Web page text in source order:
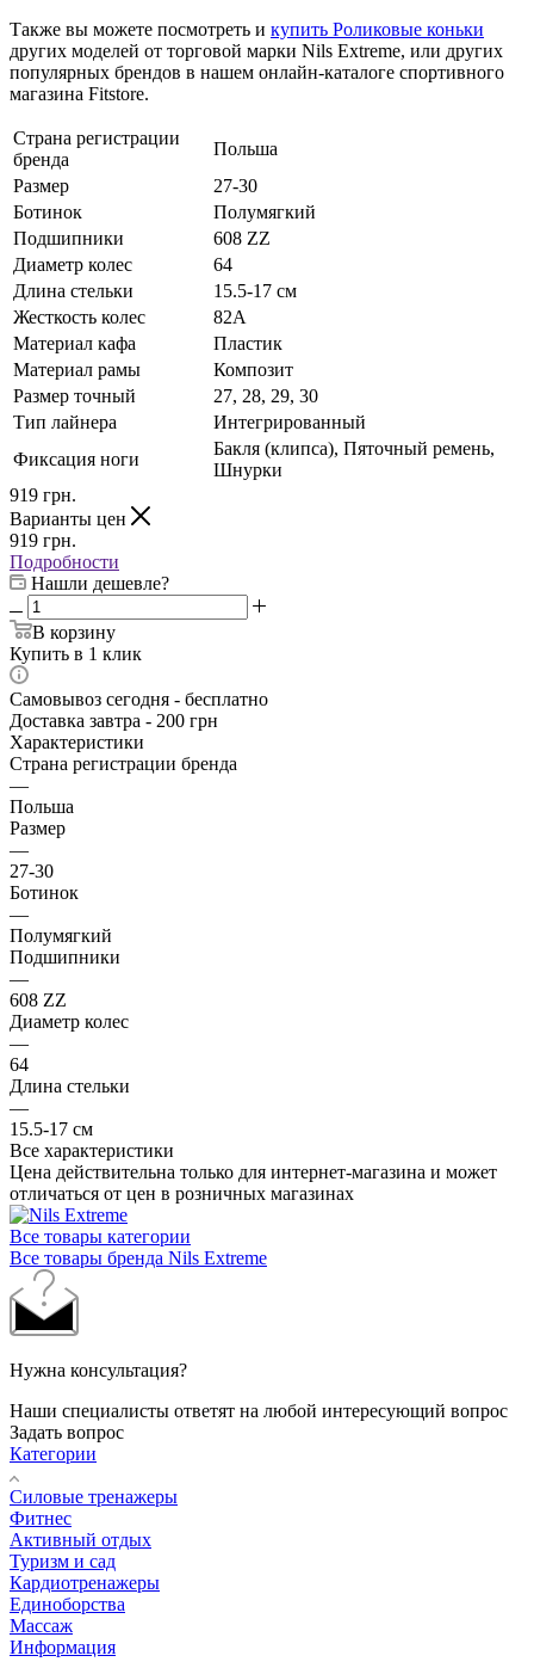
Также вы можете посмотреть и купить Роликовые коньки
других моделей от торговой марки Nils Extreme, или других
популярных брендов в нашем онлайн-каталоге спортивного
магазина Fitstore.
Страна регистрации
бренда
Польша
Размер
27-30
Ботинок
Полумягкий
Подшипники
608 ZZ
Диаметр колес
64
Длина стельки
15.5-17 см
Жесткость колес
82А
Материал кафа
Пластик
Материал рамы
Композит
Размер точный
27, 28, 29, 30
Тип лайнера
Интегрированный
Фиксация ноги
Бакля (клипса), Пяточный ремень,
Шнурки
919 грн.
Варианты цен
919 грн.
Подробности
Нашли дешевле?
В корзину
Купить в 1 клик
Самовывоз сегодня - бесплатно
Доставка завтра - 200 грн
Характеристики
Страна регистрации бренда
—
Польша
Размер
—
27-30
Ботинок
—
Полумягкий
Подшипники
—
608 ZZ
Диаметр колес
—
64
Длина стельки
—
15.5-17 см
Все характеристики
Цена действительна только для интернет-магазина и может
отличаться от цен в розничных магазинах
Все товары категории
Все товары бренда Nils Extreme
Нужна консультация?
Наши специалисты ответят на любой интересующий вопрос
Задать вопрос
Категории
Силовые тренажеры
Фитнес
Активный отдых
Туризм и сад
Кардиотренажеры
Единоборства
Массаж
Информация